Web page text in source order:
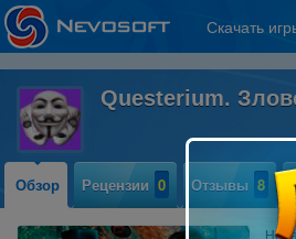
Скачать
Questerium.
Обзор Рецензии 0 Отзывы 8